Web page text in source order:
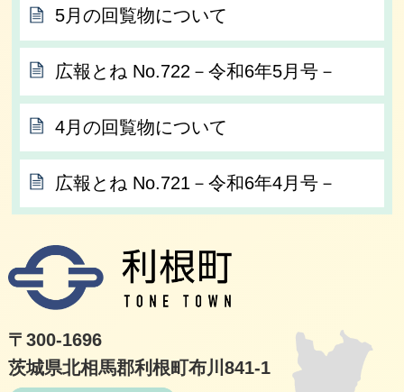
5月の回覧物について
広報とね No.722－令和6年5月号－
4月の回覧物について
広報とね No.721－令和6年4月号－
〒300-1696
茨城県北相馬郡利根町布川841-1